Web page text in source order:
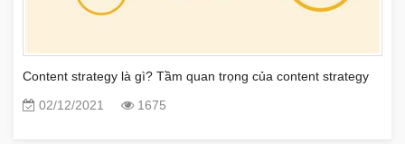
Content strategy là gì? Tầm quan trọng của content strategy
02/12/2021
1675